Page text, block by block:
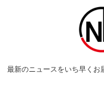
最新のニュースをいち早く